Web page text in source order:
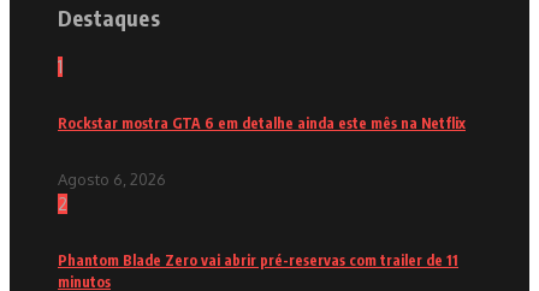
Destaques
1
Rockstar mostra GTA 6 em detalhe ainda este mês na Netflix
Agosto 6, 2026
2
Phantom Blade Zero vai abrir pré-reservas com trailer de 11
minutos